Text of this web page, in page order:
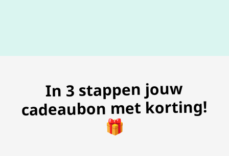
In 3 stappen jouw
cadeaubon met korting!
🎁